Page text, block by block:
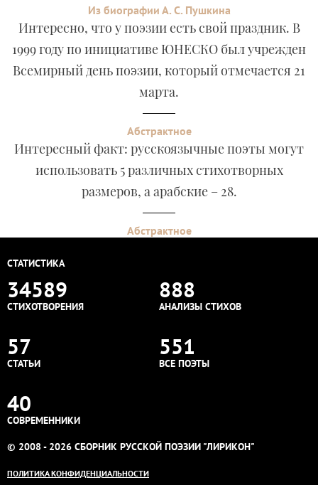
Из биографии А. С. Пушкина
Интересно, что у поэзии есть свой праздник. В
1999 году по инициативе ЮНЕСКО был учрежден
Всемирный день поэзии, который отмечается 21
марта.
Абстрактное
Интересный факт: русскоязычные поэты могут
использовать 5 различных стихотворных
размеров, а арабские – 28.
Абстрактное
СТАТИСТИКА
34589
СТИХОТВОРЕНИЯ
888
АНАЛИЗЫ СТИХОВ
57
СТАТЬИ
551
ВСЕ ПОЭТЫ
40
СОВРЕМЕННИКИ
© 2008 - 2026 СБОРНИК РУССКОЙ ПОЭЗИИ "ЛИРИКОН"
ПОЛИТИКА КОНФИДЕНЦИАЛЬНОСТИ